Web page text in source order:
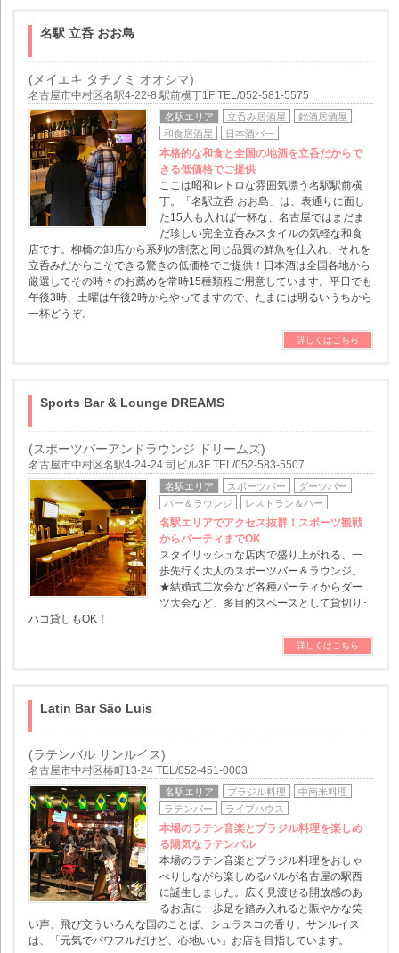
名駅 立呑 おお島
(メイエキ タチノミ オオシマ)
名古屋市中村区名駅4-22-8 駅前横丁1F TEL/052-581-5575
名駅エリア 立呑み居酒屋
銘酒居酒屋
和食居酒屋
日本酒バー
本格的な和食と全国の地酒を立呑だからで
きる低価格でご提供
ここは昭和レトロな雰囲気漂う名駅駅前横
丁。「名駅立呑 おお島」は、表通りに面し
た15人も入れば一杯な、名古屋ではまだま
だ珍しい完全立呑みスタイルの気軽な和食
店です。柳橋の卸店から系列の割烹と同じ品質の鮮魚を仕入れ、それを
立呑みだからこそできる驚きの低価格でご提供！日本酒は全国各地から
厳選してその時々のお薦めを常時15種類程ご用意しています。平日でも
午後3時、土曜は午後2時からやってますので、たまには明るいうちから
一杯どうぞ。
詳しくはこちら
Sports Bar & Lounge DREAMS
(スポーツバーアンドラウンジ ドリームズ)
名古屋市中村区名駅4-24-24 司ビル3F TEL/052-583-5507
名駅エリア スポーツバー
ダーツバー
バー＆ラウンジ
レストラン＆バー
名駅エリアでアクセス抜群！スポーツ観戦
からパーティまでOK
スタイリッシュな店内で盛り上がれる、一
歩先行く大人のスポーツバー＆ラウンジ。
★結婚式二次会など各種パーティからダー
ツ大会など、多目的スペースとして貸切り･
ハコ貸しもOK！
詳しくはこちら
Latin Bar São Luis
(ラテンバル サンルイス)
名古屋市中村区椿町13-24 TEL/052-451-0003
名駅エリア ブラジル料理
中南米料理
ラテンバー
ライブハウス
本場のラテン音楽とブラジル料理を楽しめ
る陽気なラテンバル
本場のラテン音楽とブラジル料理をおしゃ
べりしながら楽しめるバルが名古屋の駅西
に誕生しました。広く見渡せる開放感のあ
るお店に一歩足を踏み入れると賑やかな笑
い声、飛び交ういろんな国のことば、シュラスコの香り。サンルイス
は、「元気でパワフルだけど、心地いい」お店を目指しています。